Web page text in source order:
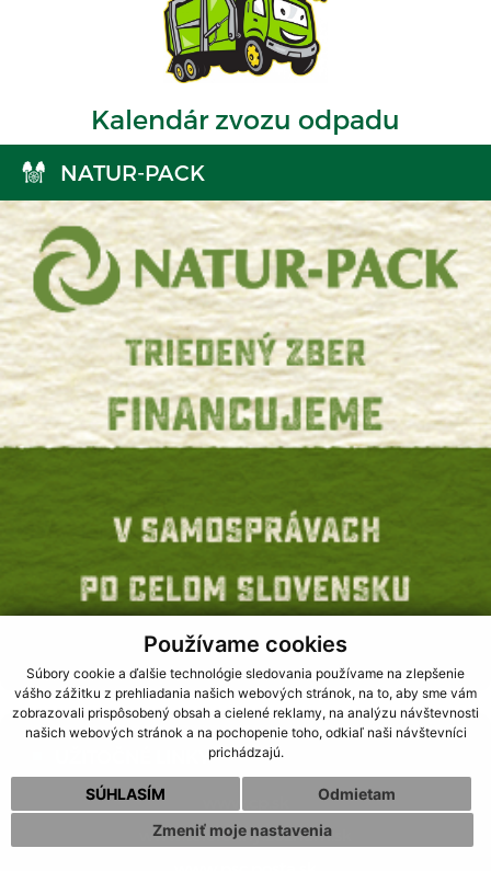
Používame cookies
Súbory cookie a ďalšie technológie sledovania používame na zlepšenie
vášho zážitku z prehliadania našich webových stránok, na to, aby sme vám
zobrazovali prispôsobený obsah a cielené reklamy, na analýzu návštevnosti
našich webových stránok a na pochopenie toho, odkiaľ naši návštevníci
prichádzajú.
SÚHLASÍM
Odmietam
Zmeniť moje nastavenia
Kalendár zvozu odpadu
NATUR-PACK
UŽITOČNÉ LINKY
www.telefonny.zoznam.sk